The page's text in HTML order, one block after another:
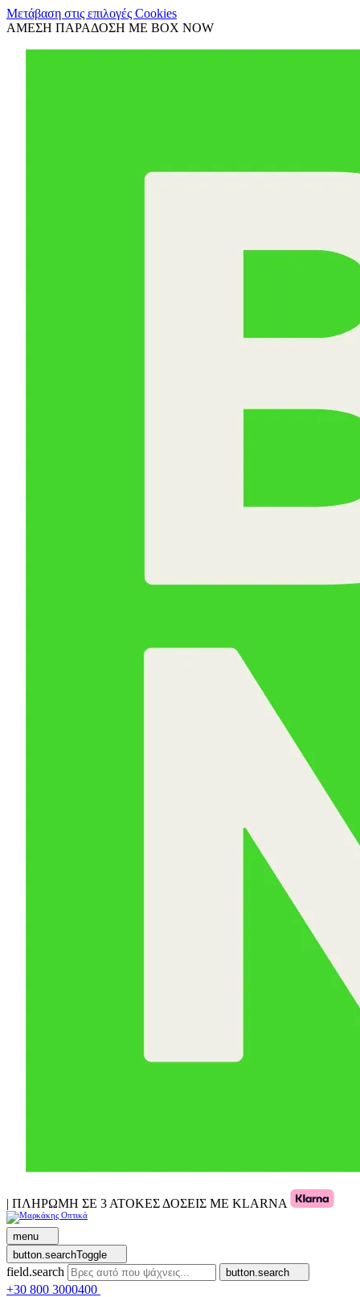
Μετάβαση στις επιλογές Cookies
ΑΜΕΣΗ ΠΑΡΑΔΟΣΗ ΜΕ BOX NOW
| ΠΛΗΡΩΜΗ ΣΕ 3 ΑΤΟΚΕΣ ΔΟΣΕΙΣ ΜΕ KLARNA
menu
button.searchToggle
field.search button.search
+30 800 3000400